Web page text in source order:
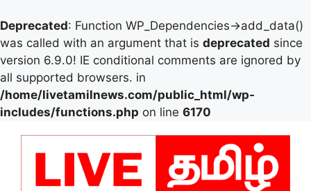
Deprecated: Function WP_Dependencies->add_data()
was called with an argument that is deprecated since
version 6.9.0! IE conditional comments are ignored by
all supported browsers. in
/home/livetamilnews.com/public_html/wp-
includes/functions.php on line 6170